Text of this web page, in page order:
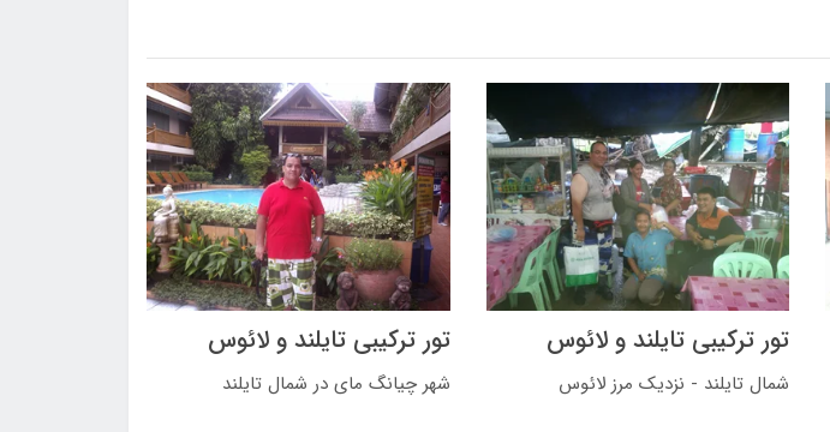
تور ترکیبی تایلند و لائوس
شمال تایلند - نزدیک مرز لائوس
تور ترکیبی تایلند و لائوس
شهر چیانگ مای در شمال تایلند